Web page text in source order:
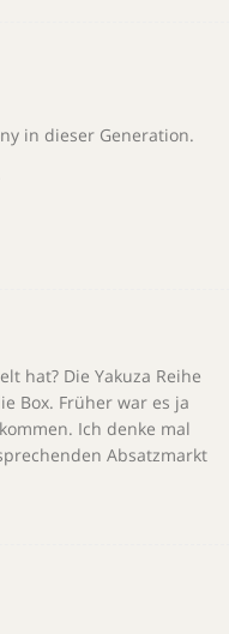
in dieser Generation.
hat? Die Yakuza Reihe
Box. Früher war es ja
Ich denke mal
Absatzmarkt